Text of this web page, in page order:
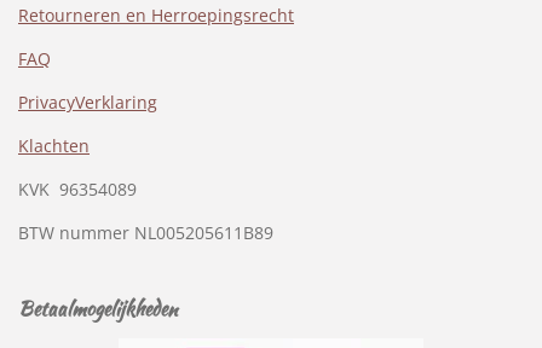
Retourneren en Herroepingsrecht
FAQ
PrivacyVerklaring
Klachten
KVK 96354089
BTW nummer NL005205611B89
Betaalmogelijkheden